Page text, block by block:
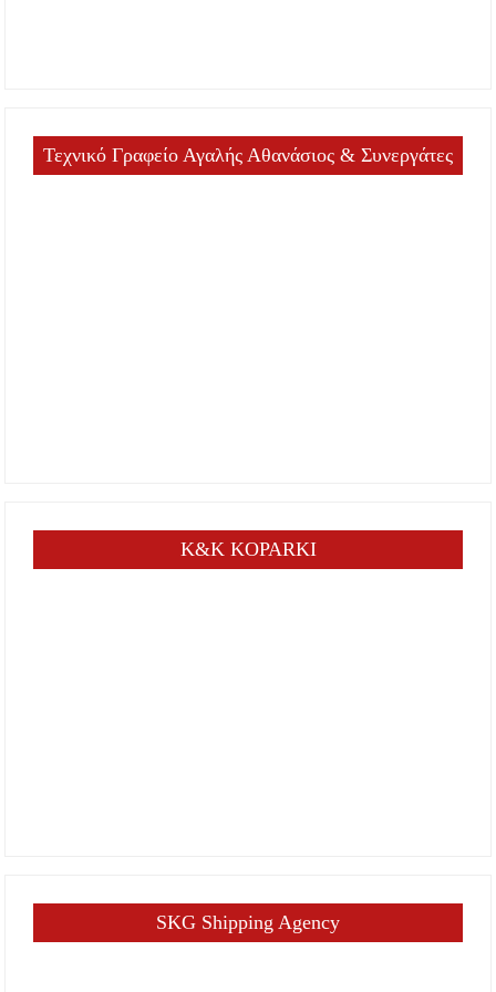
Τεχνικό Γραφείο Αγαλής Αθανάσιος & Συνεργάτες
K&K KOPARKI
SKG Shipping Agency